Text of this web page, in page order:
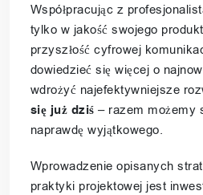
Współpracując z
tylko w jakość swojego
przyszłość cyfrowej
dowiedzieć się więcej o
wdrożyć najefektywniejsze
się już dziś – razem możemy
naprawdę wyjątkowego.
Wprowadzenie opisanych
praktyki projektowej jest